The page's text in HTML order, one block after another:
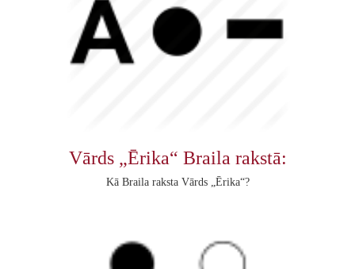
Vārds „Ērika“ Braila rakstā:
Kā Braila raksta Vārds „Ērika“?